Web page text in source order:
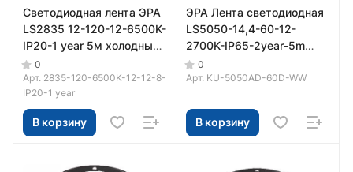
Светодиодная лента ЭРА
LS2835 12-120-12-6500K-
IP20-1 year 5м холодный
белый свет
0
Арт. 2835-120-6500K-12-12-8-
IP20-1 year
В корзину
ЭРА Лента светодиодная
LS5050-14,4-60-12-
2700K-IP65-2year-5m
(70/2100)
0
Арт. KU-5050AD-60D-WW
В корзину